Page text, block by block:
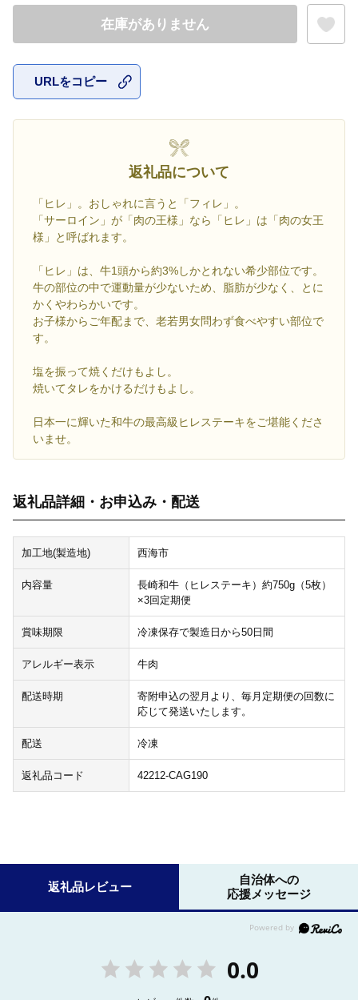
在庫がありません
URLをコピー
返礼品について
「ヒレ」。おしゃれに言うと「フィレ」。
「サーロイン」が「肉の王様」なら「ヒレ」は「肉の女王
様」と呼ばれます。
「ヒレ」は、牛1頭から約3%しかとれない希少部位です。
牛の部位の中で運動量が少ないため、脂肪が少なく、とに
かくやわらかいです。
お子様からご年配まで、老若男女問わず食べやすい部位で
す。
塩を振って焼くだけもよし。
焼いてタレをかけるだけもよし。
日本一に輝いた和牛の最高級ヒレステーキをご堪能くださ
いませ。
返礼品詳細・お申込み・配送
加工地(製造地) 西海市
内容量
長崎和牛（ヒレステーキ）約750g（5枚）
×3回定期便
賞味期限 冷凍保存で製造日から50日間
アレルギー表示 牛肉
配送時期
寄附申込の翌月より、毎月定期便の回数に
応じて発送いたします。
配送 冷凍
返礼品コード 42212-CAG190
返礼品レビュー
自治体への
応援メッセージ
0.0